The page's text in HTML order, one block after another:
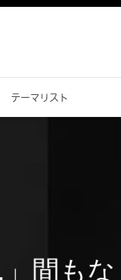
テーマリスト
間もな